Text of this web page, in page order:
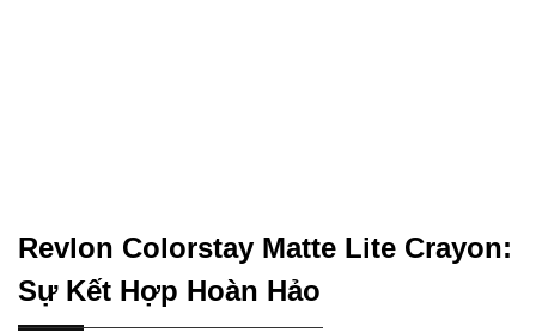
Revlon Colorstay Matte Lite Crayon:
Sự Kết Hợp Hoàn Hảo